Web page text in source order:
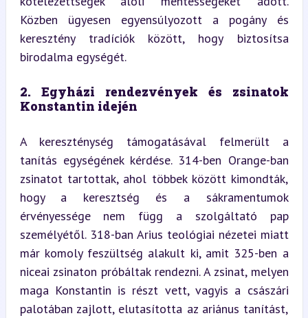
Közben ügyesen egyensúlyozott a pogány és
keresztény tradíciók között, hogy biztosítsa
birodalma egységét.
2. Egyházi rendezvények és zsinatok
Konstantin idején
A kereszténység támogatásával felmerült a
tanítás egységének kérdése. 314-ben Orange-ban
zsinatot tartottak, ahol többek között kimondták,
hogy a keresztség és a sákramentumok
érvényessége nem függ a szolgáltató pap
személyétől. 318-ban Arius teológiai nézetei miatt
már komoly feszültség alakult ki, amit 325-ben a
niceai zsinaton próbáltak rendezni. A zsinat, melyen
maga Konstantin is részt vett, vagyis a császári
palotában zajlott, elutasította az ariánus tanítást,